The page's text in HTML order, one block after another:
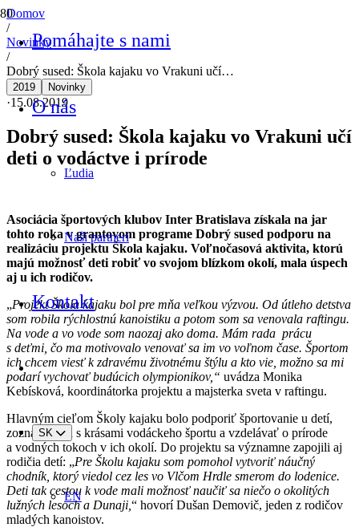
Pomáhajte s nami
O nás
Ľudia
Naši partneri
Kontakt
SK
EN
Domov
/
Novinky
/
Dobrý sused: Škola kajaku vo Vrakuni učí…
2019 Novinky
·15.08.2019
Dobrý sused: Škola kajaku vo Vrakuni učí
deti o vodáctve i prírode
Asociácia športových klubov Inter Bratislava získala na jar
tohto roka v grantovom programe Dobrý sused podporu na
realizáciu projektu Škola kajaku. Voľnočasová aktivita, ktorú
majú možnosť deti robiť vo svojom blízkom okolí, mala úspech
aj u ich rodičov.
„Projekt Škola kajaku bol pre mňa veľkou výzvou. Od útleho detstva
som robila rýchlostnú kanoistiku a potom som sa venovala raftingu.
Na vode a vo vode som naozaj ako doma. Mám rada prácu
s deťmi, čo ma motivovalo venovať sa im vo voľnom čase. Športom
ich chcem viesť k zdravému životnému štýlu a kto vie, možno sa mi
podarí vychovať budúcich olympionikov,“ uvádza Monika
Kebísková, koordinátorka projektu a majsterka sveta v raftingu.
Hlavným cieľom Školy kajaku bolo podporiť športovanie u detí,
zoznámiť ich s krásami vodáckeho športu a vzdelávať o prírode
a vodných tokoch v ich okolí. Do projektu sa významne zapojili aj
rodičia detí: „Pre Školu kajaku som pomohol vytvoriť náučný
chodník, ktorý viedol cez les vo Vlčom Hrdle smerom do lodenice.
Deti tak cestou k vode mali možnosť naučiť sa niečo o okolitých
lužných lesoch a Dunaji, “ hovorí Dušan Demovič, jeden z rodičov
mladých kanoistov.